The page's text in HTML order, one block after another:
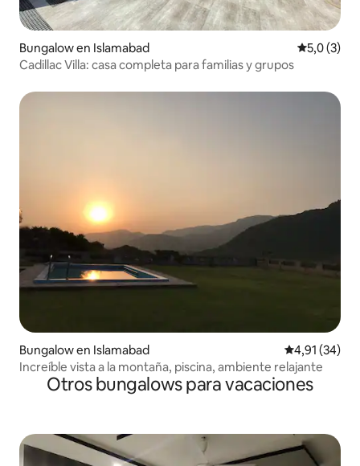
Bungalow en Islamabad
5,0 (3)
Cadillac Villa: casa completa para familias y grupos
Bungalow en Islamabad Calificación
4,91 (34)
Increíble vista a la montaña, piscina, ambiente relajante
Otros bungalows para vacaciones